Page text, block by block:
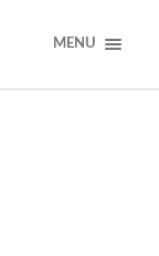
MENU